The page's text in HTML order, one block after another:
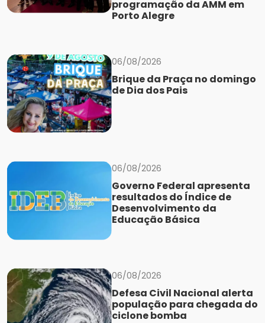
programação da AMM em
Porto Alegre
06/08/2026
Brique da Praça no domingo
de Dia dos Pais
06/08/2026
Governo Federal apresenta
resultados do Índice de
Desenvolvimento da
Educação Básica
06/08/2026
Defesa Civil Nacional alerta
população para chegada do
ciclone bomba